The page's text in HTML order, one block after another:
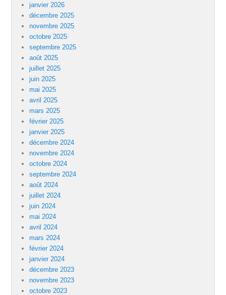
janvier 2026
décembre 2025
novembre 2025
octobre 2025
septembre 2025
août 2025
juillet 2025
juin 2025
mai 2025
avril 2025
mars 2025
février 2025
janvier 2025
décembre 2024
novembre 2024
octobre 2024
septembre 2024
août 2024
juillet 2024
juin 2024
mai 2024
avril 2024
mars 2024
février 2024
janvier 2024
décembre 2023
novembre 2023
octobre 2023